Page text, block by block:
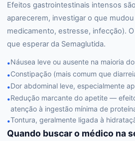
Efeitos gastrointestinais intensos
aparecerem, investigar o que
medicamento, estresse, infecção).
que esperar da Semaglutida.
•Náusea leve ou ausente na maioria
•Constipação (mais comum que
•Dor abdominal leve, especialmente
•Redução marcante do apetite —
atenção à ingestão mínima de
•Tontura, geralmente ligada à
Quando buscar o médico na